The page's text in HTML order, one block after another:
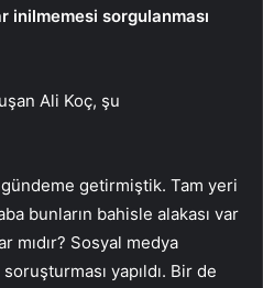
inilmemesi sorgulanması
Ali Koç, şu
getirmiştik. Tam yeri
bunların bahisle alakası var
mıdır? Sosyal medya
yapıldı. Bir de